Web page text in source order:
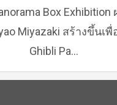
Box Exhibition
Miyazaki สร้างขึ้นเ
Ghibli Pa…